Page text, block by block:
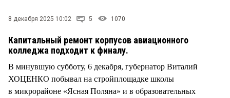
8 декабря 2025 10:02 5 1070
Капитальный ремонт корпусов авиационного
колледжа подходит к финалу.
В минувшую субботу, 6 декабря, губернатор Виталий
ХОЦЕНКО побывал на стройплощадке школы
в микрорайоне «Ясная Поляна» и в образовательных